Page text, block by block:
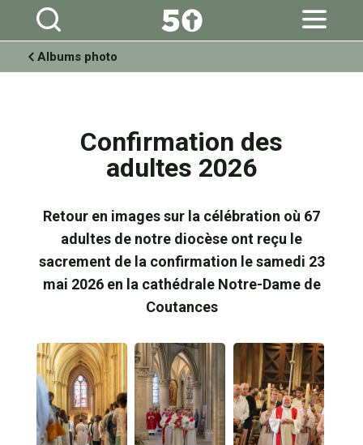
Aller
personnels
Albums photo
Confirmation des
adultes 2026
Retour en images sur la célébration où 67
adultes de notre diocèse ont reçu le
sacrement de la confirmation le samedi 23
mai 2026 en la cathédrale Notre-Dame de
Coutances